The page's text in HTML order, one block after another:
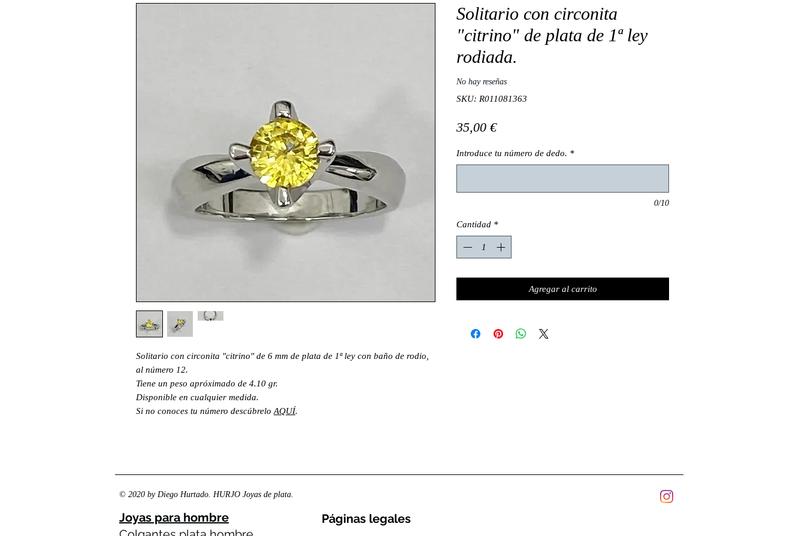
Solitario con circonita "citrino" de 6 mm de plata de 1ª ley con baño de rodio,
al número 12.
Tiene un peso apróximado de 4.10 gr.
Disponible en cualquier medida.
Si no conoces tu número descúbrelo AQUÍ.
Solitario con circonita
"citrino" de plata de 1ª ley
rodiada.
No hay reseñas
SKU: R011081363
35,00 €Precio
Introduce tu número de dedo. *
0/10
Cantidad *
Agregar al carrito
© 2020 by Diego Hurtado. HURJO Joyas de plata.
Joyas para hombre
Páginas legales​